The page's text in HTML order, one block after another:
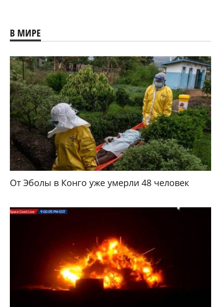
В МИРЕ
От Эболы в Конго уже умерли 48 человек